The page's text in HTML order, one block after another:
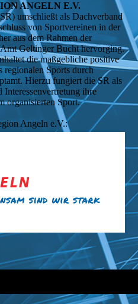
ANGELN E.V.
umschließt als Dachverband
von Sportvereinen in der
aus dem Rahmen der
Geltinger Bucht hervorging.
die maßgebliche positive
regionalen Sports durch
Hierzu fungiert die SR als
Interessenvertretung ihre
organisierten Sport.
Angeln e.V.: